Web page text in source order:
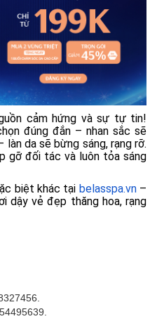
cảm hứng và sự tự tin!
đúng đắn – nhan sắc sẽ
làn da sẽ bừng sáng, rạng rỡ.
gỡ đối tác và luôn tỏa sáng
biệt khác tại belasspa.vn–
dậy vẻ đẹp thăng hoa, rạng